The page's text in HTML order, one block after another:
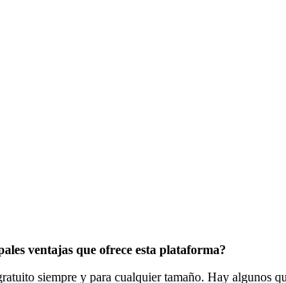
ventajas que ofrece esta plataforma?
siempre y para cualquier tamaño. Hay algunos